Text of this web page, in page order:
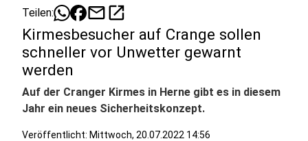
Teilen: mailopen_in_new
Kirmesbesucher auf Crange sollen
schneller vor Unwetter gewarnt
werden
Auf der Cranger Kirmes in Herne gibt es in diesem
Jahr ein neues Sicherheitskonzept.
Veröffentlicht: Mittwoch, 20.07.2022 14:56